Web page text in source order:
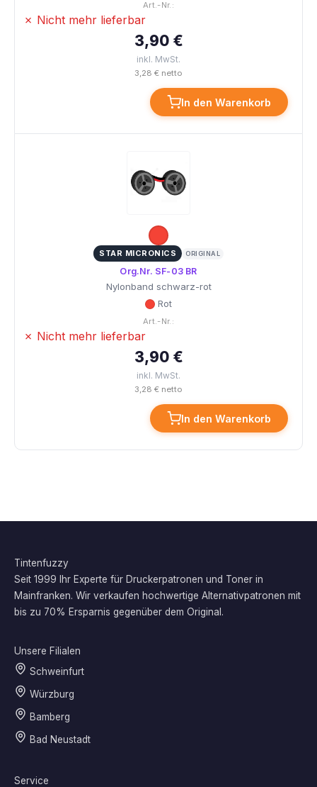
Art.-Nr.:
✗ Nicht mehr lieferbar
3,90 €
inkl. MwSt.
3,28 € netto
In den Warenkorb
STAR MICRONICS ORIGINAL
Org.Nr. SF-03 BR
Nylonband schwarz-rot
Rot
Art.-Nr.:
✗ Nicht mehr lieferbar
3,90 €
inkl. MwSt.
3,28 € netto
In den Warenkorb
Tintenfuzzy
Seit 1999 Ihr Experte für Druckerpatronen und Toner in
Mainfranken. Wir verkaufen hochwertige Alternativpatronen mit
bis zu 70% Ersparnis gegenüber dem Original.
Unsere Filialen
Schweinfurt
Würzburg
Bamberg
Bad Neustadt
Service